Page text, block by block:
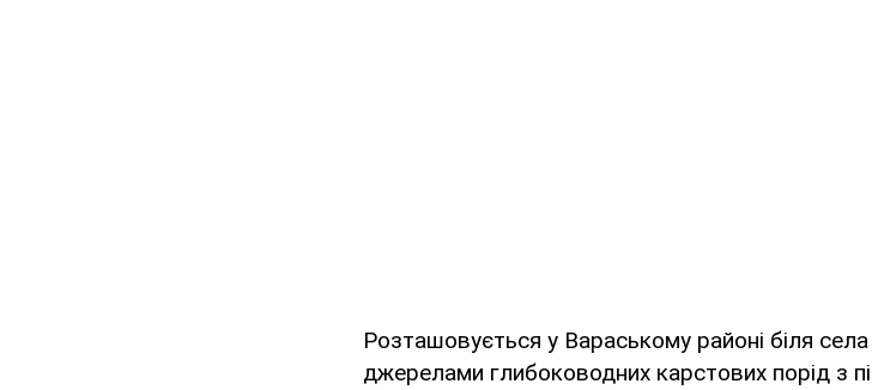
Розташовується у Вараському районі біля
джерелами глибоководних карстових порід з